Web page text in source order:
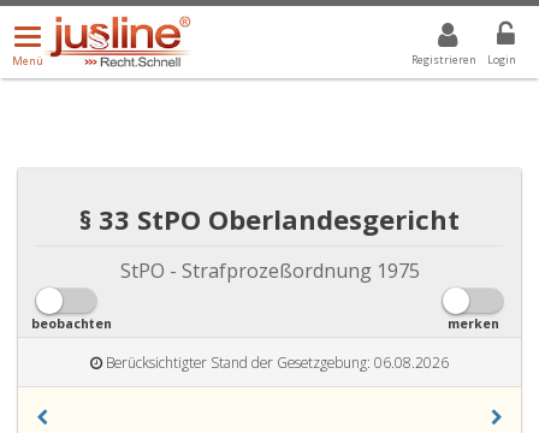
Registrieren Login
Menü
öffnen/schließen
Menü
ALLE DROPDOWN: GEWÄHLTER WERT IST ALLE
§ 33 StPO Oberlandesgericht
StPO - Strafprozeßordnung 1975
beobachten merken
Berücksichtigter Stand der Gesetzgebung: 06.08.2026